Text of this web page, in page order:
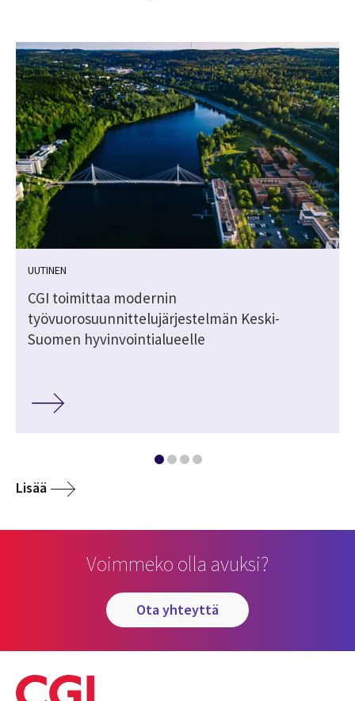
UUTINEN
CGI toimittaa modernin
työvuorosuunnittelujärjestelmän Keski-
Suomen hyvinvointialueelle
Lisää
Voimmeko olla avuksi?
ota yhteyttä